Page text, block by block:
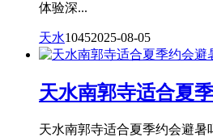
体验深...
天水10452025-08-05
天水南郭寺适合夏
天水南郭寺适合夏季约会避